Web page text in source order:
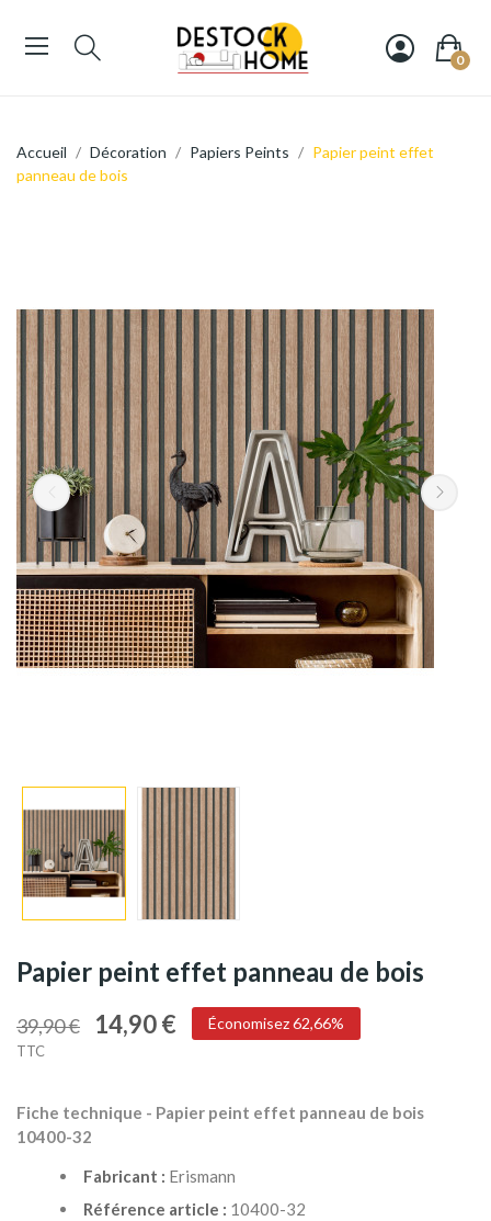
0
Accueil Décoration Papiers Peints
Papier peint effet
panneau de bois
Papier peint effet panneau de bois
39,90 € 14,90 € Économisez 62,66%
TTC
Fiche technique - Papier peint effet panneau de bois
10400-32
Fabricant : Erismann
Référence article : 10400-32